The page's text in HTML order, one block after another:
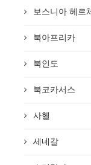
보스니아 헤르
북아프리카
북인도
북코카서스
사헬
세네갈